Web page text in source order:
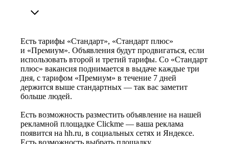
Есть тарифы «Стандарт», «Стандарт плюс»
и «Премиум». Объявления будут продвигаться, если
использовать второй и третий тарифы. Со «Стандарт
плюс» вакансия поднимается в выдаче каждые три
дня, с тарифом «Премиум» в течение 7 дней
держится выше стандартных — так вас заметит
больше людей.
Есть возможность разместить объявление на нашей
рекламной площадке Clickme — ваша реклама
появится на hh.ru, в социальных сетях и Яндексе.